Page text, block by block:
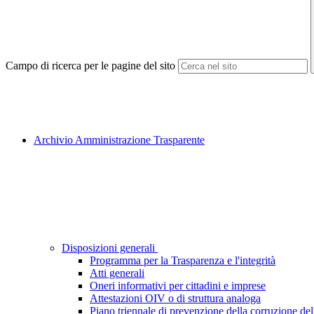
Campo di ricerca per le pagine del sito
Archivio Amministrazione Trasparente
Disposizioni generali
Programma per la Trasparenza e l'integrità
Atti generali
Oneri informativi per cittadini e imprese
Attestazioni OIV o di struttura analoga
Piano triennale di prevenzione della corruzione